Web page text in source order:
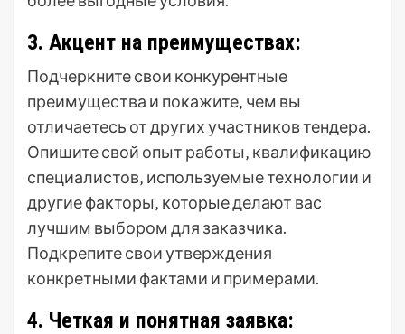
3. Акцент на преимуществах:
Подчеркните свои конкурентные
преимущества и покажите‚ чем вы
отличаетесь от других участников тендера.
Опишите свой опыт работы‚ квалификацию
специалистов‚ используемые технологии и
другие факторы‚ которые делают вас
лучшим выбором для заказчика.
Подкрепите свои утверждения
конкретными фактами и примерами.
4. Четкая и понятная заявка: